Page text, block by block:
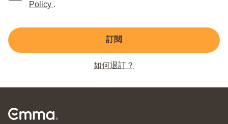
Policy .
訂閱
如何退訂？